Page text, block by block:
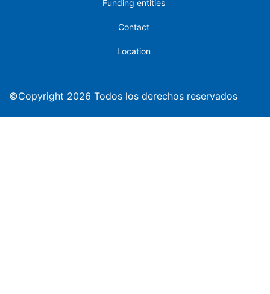
Funding entities
Contact
Location
©Copyright 2026 Todos los derechos reservados